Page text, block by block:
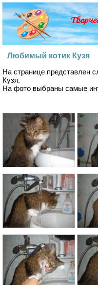
Любимый котик Кузя
На странице представлен
Кузя.
На фото выбраны самые